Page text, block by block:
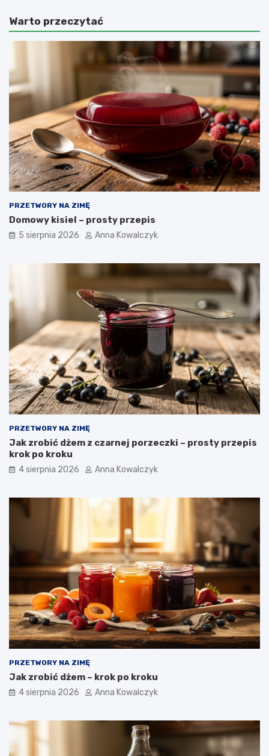
Warto przeczytać
PRZETWORY NA ZIMĘ
Domowy kisiel – prosty przepis
5 sierpnia 2026 Anna Kowalczyk
PRZETWORY NA ZIMĘ
Jak zrobić dżem z czarnej porzeczki – prosty przepis
krok po kroku
4 sierpnia 2026 Anna Kowalczyk
PRZETWORY NA ZIMĘ
Jak zrobić dżem – krok po kroku
4 sierpnia 2026 Anna Kowalczyk